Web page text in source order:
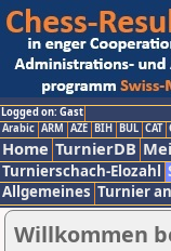
Logged on: Gast
Arabic ARM AZE BIH BUL CAT
Home TurnierDB
Turnierschach-Elozahl
Allgemeines Turnier
Willkommen